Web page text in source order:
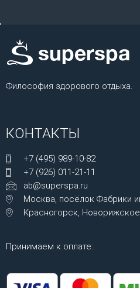
Философия здорового отдыха.
КОНТАКТЫ
+7 (495) 989-10-82
+7 (926) 011-21-11
ab@superspa.ru
Москва, посёлок Фабрики
Красногорск,
Принимаем к оплате: